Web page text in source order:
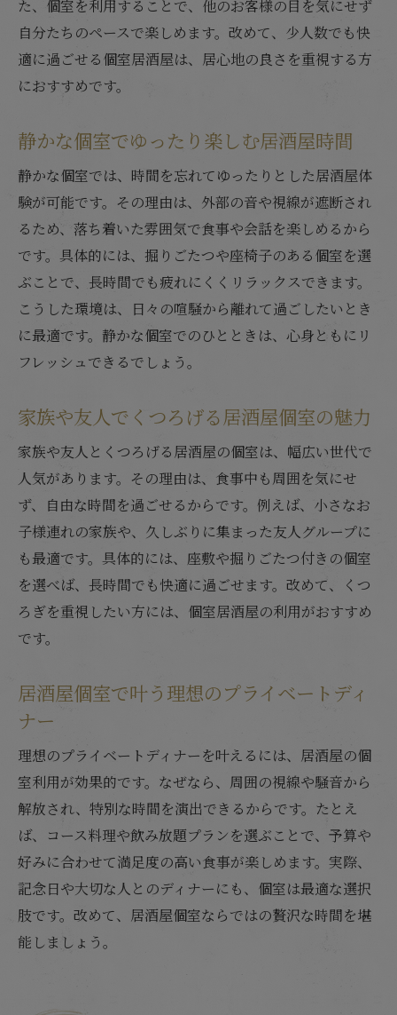
た、個室を利用することで、他のお客様の目を気にせず
自分たちのペースで楽しめます。改めて、少人数でも快
適に過ごせる個室居酒屋は、居心地の良さを重視する方
におすすめです。
静かな個室でゆったり楽しむ居酒屋時間
静かな個室では、時間を忘れてゆったりとした居酒屋体
験が可能です。その理由は、外部の音や視線が遮断され
るため、落ち着いた雰囲気で食事や会話を楽しめるから
です。具体的には、掘りごたつや座椅子のある個室を選
ぶことで、長時間でも疲れにくくリラックスできます。
こうした環境は、日々の喧騒から離れて過ごしたいとき
に最適です。静かな個室でのひとときは、心身ともにリ
フレッシュできるでしょう。
家族や友人でくつろげる居酒屋個室の魅力
家族や友人とくつろげる居酒屋の個室は、幅広い世代で
人気があります。その理由は、食事中も周囲を気にせ
ず、自由な時間を過ごせるからです。例えば、小さなお
子様連れの家族や、久しぶりに集まった友人グループに
も最適です。具体的には、座敷や掘りごたつ付きの個室
を選べば、長時間でも快適に過ごせます。改めて、くつ
ろぎを重視したい方には、個室居酒屋の利用がおすすめ
です。
居酒屋個室で叶う理想のプライベートディ
ナー
理想のプライベートディナーを叶えるには、居酒屋の個
室利用が効果的です。なぜなら、周囲の視線や騒音から
解放され、特別な時間を演出できるからです。たとえ
ば、コース料理や飲み放題プランを選ぶことで、予算や
好みに合わせて満足度の高い食事が楽しめます。実際、
記念日や大切な人とのディナーにも、個室は最適な選択
肢です。改めて、居酒屋個室ならではの贅沢な時間を堪
能しましょう。